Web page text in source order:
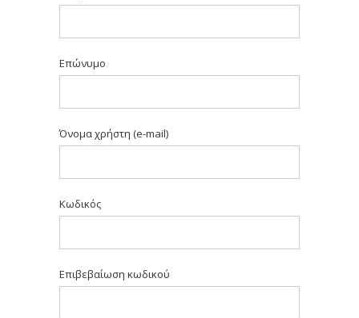
Επώνυμο
Όνομα χρήστη (e-mail)
Κωδικός
Επιβεβαίωση κωδικού